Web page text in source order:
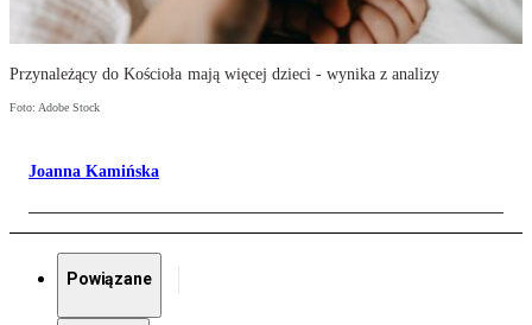
Przynależący do Kościoła mają więcej dzieci - wynika z analizy
Foto: Adobe Stock
Joanna Kamińska
Powiązane